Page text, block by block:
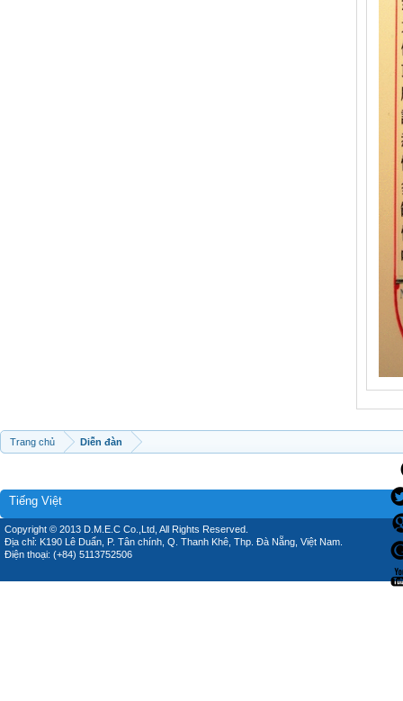
Trang chủ Diễn đàn
Tiếng Việt
Copyright © 2013 D.M.E.C Co.,Ltd, All Rights Reserved.
Địa chỉ: K190 Lê Duẩn, P. Tân chính, Q. Thanh Khê, Thp. Đà Nẵng, Việt Nam.
Điện thoại: (+84) 5113752506